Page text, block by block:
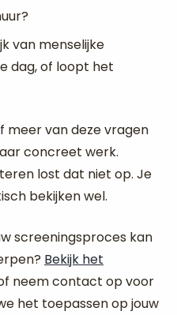
van menselijke
dag, of loopt het
meer van deze vragen
concreet werk.
lost dat niet op. Je
bekijken wel.
screeningsproces kan
Bekijk het
neem contact op voor
het toepassen op jouw